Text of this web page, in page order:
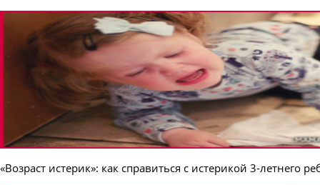
«Возраст истерик»: как справиться с истерикой 3-летнего